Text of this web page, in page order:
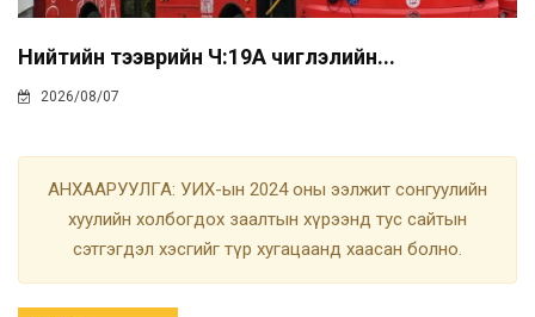
Нийтийн тээврийн Ч:19А чиглэлийн...
2026/08/07
АНХААРУУЛГА: УИХ-ын 2024 оны ээлжит сонгуулийн
хуулийн холбогдох заалтын хүрээнд тус сайтын
сэтгэгдэл хэсгийг түр хугацаанд хаасан болно.